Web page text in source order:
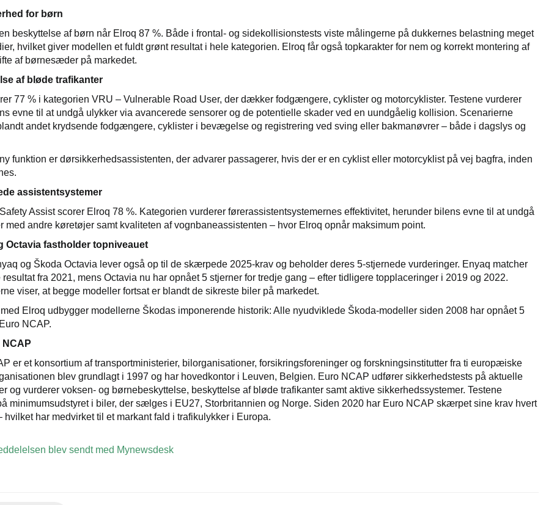
for børn
beskyttelse af børn når Elroq 87 %. Både i frontal- og sidekollisionstests viste målingerne på dukkernes belastning meget
hvilket giver modellen et fuldt grønt resultat i hele kategorien. Elroq får også topkarakter for nem og korrekt montering af
af børnesæder på markedet.
af bløde trafikanter
77 % i kategorien VRU – Vulnerable Road User, der dækker fodgængere, cyklister og motorcyklister. Testene vurderer
evne til at undgå ulykker via avancerede sensorer og de potentielle skader ved en uundgåelig kollision. Scenarierne
andet krydsende fodgængere, cyklister i bevægelse og registrering ved sving eller bakmanøvrer – både i dagslys og
funktion er dørsikkerhedsassistenten, der advarer passagerer, hvis der er en cyklist eller motorcyklist på vej bagfra, inden
assistentsystemer
Safety Assist scorer Elroq 78 %. Kategorien vurderer førerassistentsystemernes effektivitet, herunder bilens evne til at undgå
med andre køretøjer samt kvaliteten af vognbaneassistenten – hvor Elroq opnår maksimum point.
Octavia fastholder topniveauet
og Škoda Octavia lever også op til de skærpede 2025-krav og beholder deres 5-stjernede vurderinger. Enyaq matcher
fra 2021, mens Octavia nu har opnået 5 stjerner for tredje gang – efter tidligere topplaceringer i 2019 og 2022.
viser, at begge modeller fortsat er blandt de sikreste biler på markedet.
Elroq udbygger modellerne Škodas imponerende historik: Alle nyudviklede Škoda-modeller siden 2008 har opnået 5
NCAP.
NCAP
er et konsortium af transportministerier, bilorganisationer, forsikringsforeninger og forskningsinstitutter fra ti europæiske
blev grundlagt i 1997 og har hovedkontor i Leuven, Belgien. Euro NCAP udfører sikkerhedstests på aktuelle
og vurderer voksen- og børnebeskyttelse, beskyttelse af bløde trafikanter samt aktive sikkerhedssystemer. Testene
minimumsudstyret i biler, der sælges i EU27, Storbritannien og Norge. Siden 2020 har Euro NCAP skærpet sine krav hvert
hvilket har medvirket til et markant fald i trafikulykker i Europa.
blev sendt med Mynewsdesk